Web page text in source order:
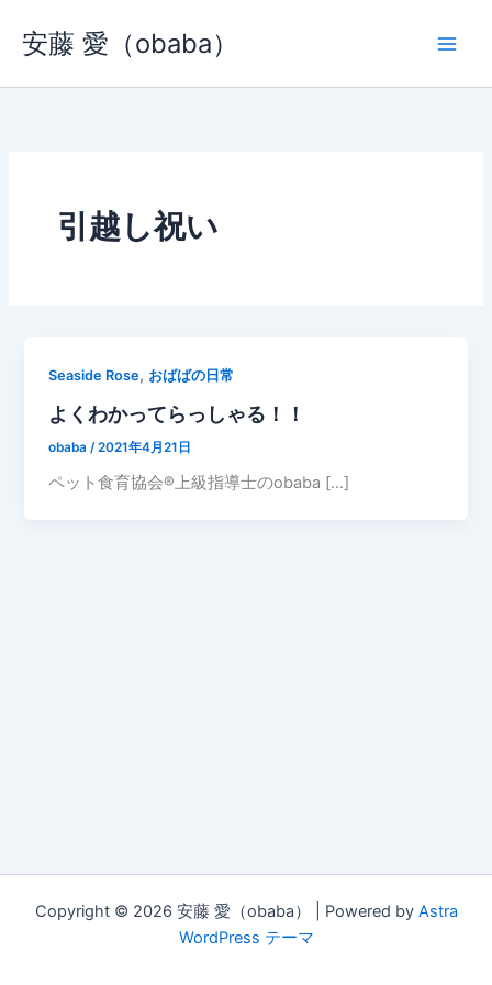
ス
安藤 愛（obaba）
引越し祝い
Seaside Rose, おばばの日常
よくわかってらっしゃる！！
obaba /2021年4月21日
ペット食育協会®︎上級指導士のobaba […]
Copyright © 2026 安藤 愛（obaba） | Powered by Astra
WordPress テーマ